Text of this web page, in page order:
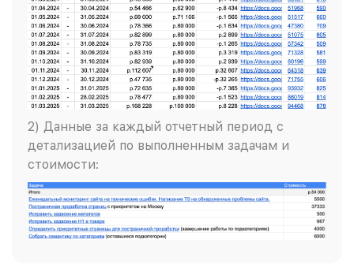
2) Данные за каждый отчетный период с
детализацией по выполненным задачам и
стоимости: